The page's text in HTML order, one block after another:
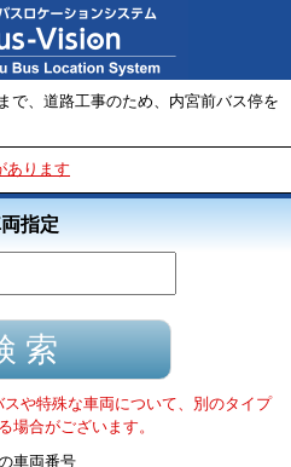
で、道路工事のため、内宮前バス停を
あります
指定
や特殊な車両について、別のタイプ
場合がございます。
車両番号